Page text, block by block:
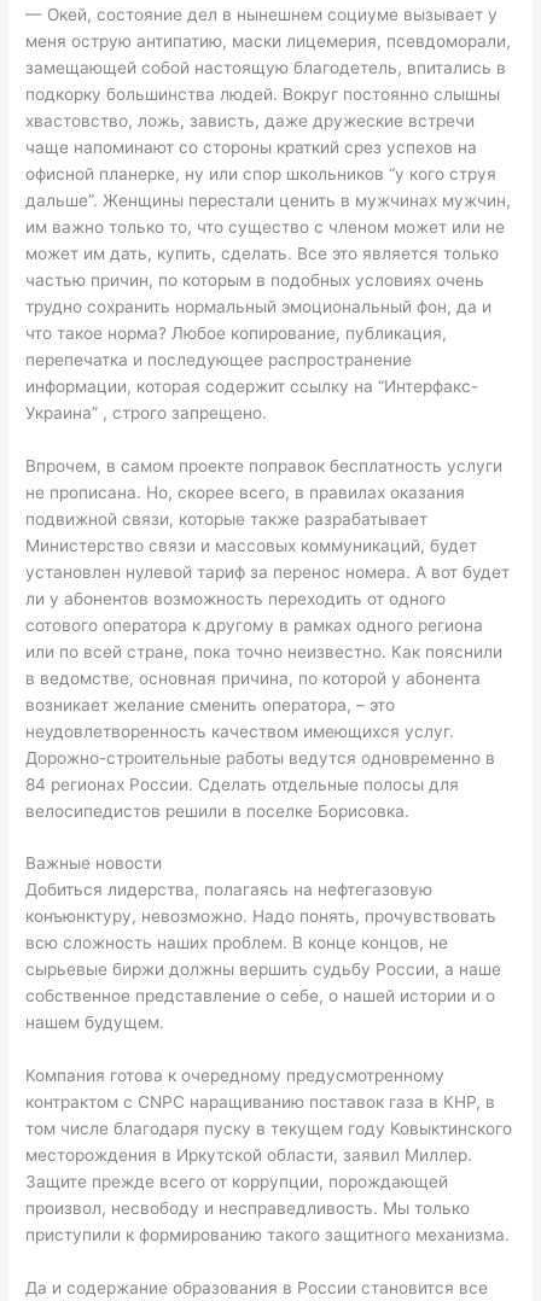
— Окей, состояние дел в нынешнем социуме вызывает у
меня острую антипатию, маски лицемерия, псевдоморали,
замещающей собой настоящую благодетель, впитались в
подкорку большинства людей. Вокруг постоянно слышны
хвастовство, ложь, зависть, даже дружеские встречи
чаще напоминают со стороны краткий срез успехов на
офисной планерке, ну или спор школьников “у кого струя
дальше”. Женщины перестали ценить в мужчинах мужчин,
им важно только то, что существо с членом может или не
может им дать, купить, сделать. Все это является только
частью причин, по которым в подобных условиях очень
трудно сохранить нормальный эмоциональный фон, да и
что такое норма? Любое копирование, публикация,
перепечатка и последующее распространение
информации, которая содержит ссылку на “Интерфакс-
Украина” , строго запрещено.
Впрочем, в самом проекте поправок бесплатность услуги
не прописана. Но, скорее всего, в правилах оказания
подвижной связи, которые также разрабатывает
Министерство связи и массовых коммуникаций, будет
установлен нулевой тариф за перенос номера. А вот будет
ли у абонентов возможность переходить от одного
сотового оператора к другому в рамках одного региона
или по всей стране, пока точно неизвестно. Как пояснили
в ведомстве, основная причина, по которой у абонента
возникает желание сменить оператора, – это
неудовлетворенность качеством имеющихся услуг.
Дорожно-строительные работы ведутся одновременно в
84 регионах России. Сделать отдельные полосы для
велосипедистов решили в поселке Борисовка.
Важные новости
Добиться лидерства, полагаясь на нефтегазовую
конъюнктуру, невозможно. Надо понять, прочувствовать
всю сложность наших проблем. В конце концов, не
сырьевые биржи должны вершить судьбу России, а наше
собственное представление о себе, о нашей истории и о
нашем будущем.
Компания готова к очередному предусмотренному
контрактом с CNPC наращиванию поставок газа в КНР, в
том числе благодаря пуску в текущем году Ковыктинского
месторождения в Иркутской области, заявил Миллер.
Защите прежде всего от коррупции, порождающей
произвол, несвободу и несправедливость. Мы только
приступили к формированию такого защитного механизма.
Да и содержание образования в России становится все